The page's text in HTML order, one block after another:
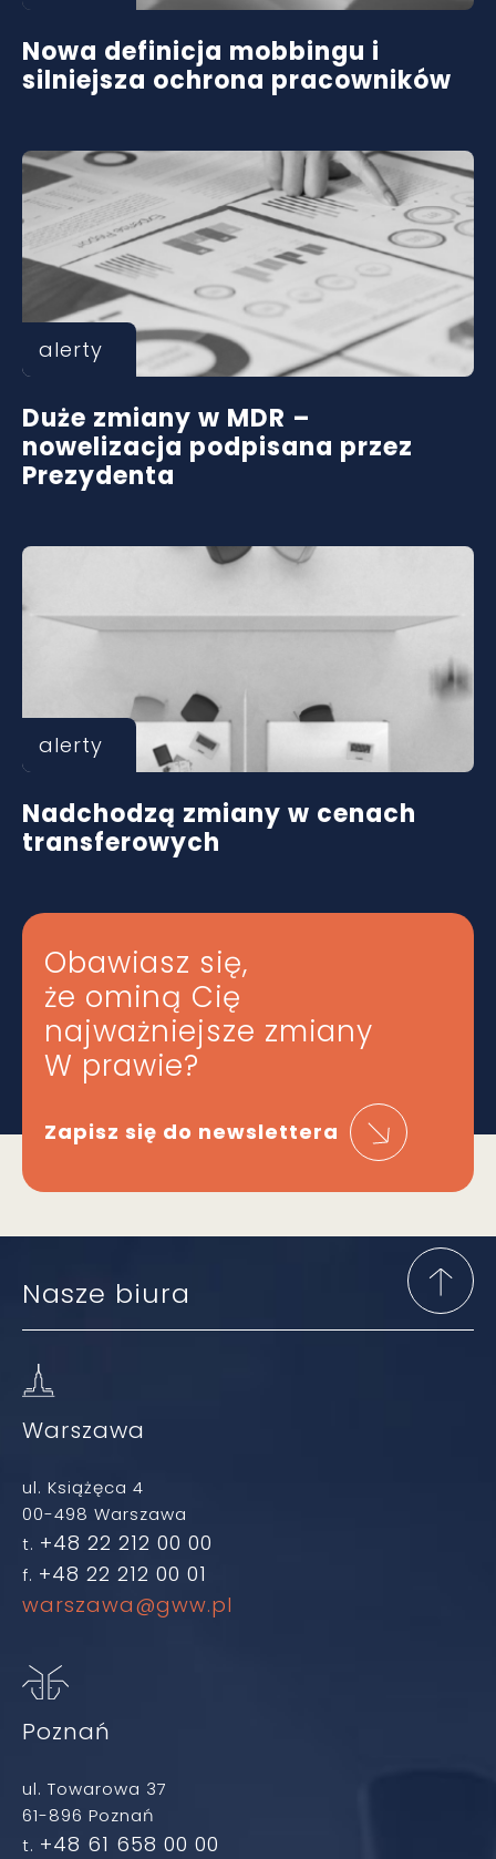
Nowa definicja mobbingu i
silniejsza ochrona pracowników
alerty
Duże zmiany w MDR –
nowelizacja podpisana przez
Prezydenta
alerty
Nadchodzą zmiany w cenach
transferowych
Obawiasz się,
że ominą Cię
najważniejsze zmiany
W prawie?
Zapisz się do newslettera
Nasze biura
Warszawa
ul. Książęca 4
00-498 Warszawa
t. +48 22 212 00 00
f. +48 22 212 00 01
warszawa@gww.pl
Poznań
ul. Towarowa 37
61-896 Poznań
t. +48 61 658 00 00